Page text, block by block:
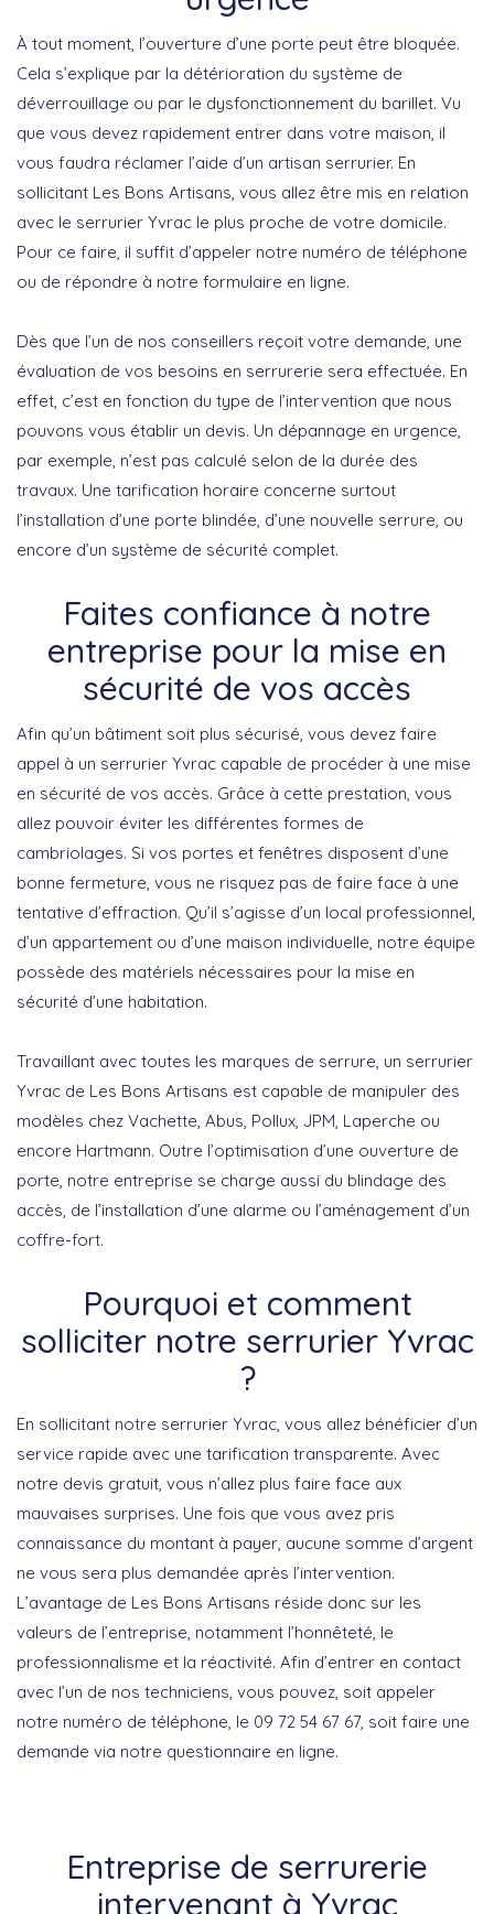
À tout moment, l’ouverture d’une porte peut être bloquée.
Cela s’explique par la détérioration du système de
déverrouillage ou par le dysfonctionnement du barillet. Vu
que vous devez rapidement entrer dans votre maison, il
vous faudra réclamer l’aide d’un artisan serrurier. En
sollicitant Les Bons Artisans, vous allez être mis en relation
avec le serrurier Yvrac le plus proche de votre domicile.
Pour ce faire, il suffit d’appeler notre numéro de téléphone
ou de répondre à notre formulaire en ligne.
Dès que l’un de nos conseillers reçoit votre demande, une
évaluation de vos besoins en serrurerie sera effectuée. En
effet, c’est en fonction du type de l’intervention que nous
pouvons vous établir un devis. Un dépannage en urgence,
par exemple, n’est pas calculé selon de la durée des
travaux. Une tarification horaire concerne surtout
l’installation d’une porte blindée, d’une nouvelle serrure, ou
encore d’un système de sécurité complet.
Faites confiance à notre
entreprise pour la mise en
sécurité de vos accès
Afin qu’un bâtiment soit plus sécurisé, vous devez faire
appel à un serrurier Yvrac capable de procéder à une mise
en sécurité de vos accès. Grâce à cette prestation, vous
allez pouvoir éviter les différentes formes de
cambriolages. Si vos portes et fenêtres disposent d’une
bonne fermeture, vous ne risquez pas de faire face à une
tentative d’effraction. Qu’il s’agisse d’un local professionnel,
d’un appartement ou d’une maison individuelle, notre équipe
possède des matériels nécessaires pour la mise en
sécurité d’une habitation.
Travaillant avec toutes les marques de serrure, un serrurier
Yvrac de Les Bons Artisans est capable de manipuler des
modèles chez Vachette, Abus, Pollux, JPM, Laperche ou
encore Hartmann. Outre l’optimisation d’une ouverture de
porte, notre entreprise se charge aussi du blindage des
accès, de l’installation d’une alarme ou l’aménagement d’un
coffre-fort.
Pourquoi et comment
solliciter notre serrurier Yvrac
?
En sollicitant notre serrurier Yvrac, vous allez bénéficier d’un
service rapide avec une tarification transparente. Avec
notre devis gratuit, vous n’allez plus faire face aux
mauvaises surprises. Une fois que vous avez pris
connaissance du montant à payer, aucune somme d’argent
ne vous sera plus demandée après l’intervention.
L’avantage de Les Bons Artisans réside donc sur les
valeurs de l’entreprise, notamment l’honnêteté, le
professionnalisme et la réactivité. Afin d’entrer en contact
avec l’un de nos techniciens, vous pouvez, soit appeler
notre numéro de téléphone, le 09 72 54 67 67, soit faire une
demande via notre questionnaire en ligne.
Entreprise de serrurerie
intervenant à Yvrac